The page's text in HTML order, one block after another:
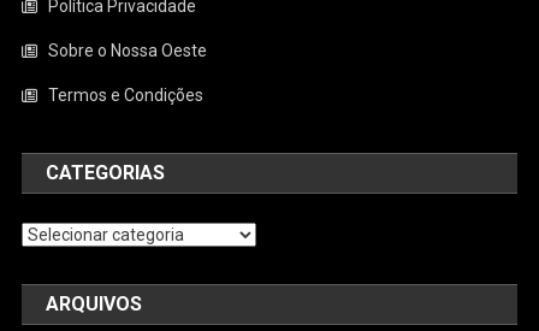
Política Privacidade
Sobre o Nossa Oeste
Termos e Condições
CATEGORIAS
Categorias
ARQUIVOS